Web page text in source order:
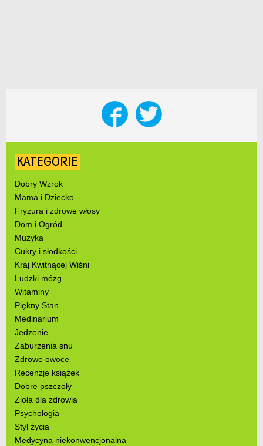
KATEGORIE
Dobry Wzrok
Mama i Dziecko
Fryzura i zdrowe włosy
Dom i Ogród
Muzyka
Cukry i słodkości
Kraj Kwitnącej Wiśni
Ludzki mózg
Witaminy
Piękny Stan
Medinarium
Jedzenie
Zaburzenia snu
Zdrowe owoce
Recenzje książek
Dobre pszczoły
Zioła dla zdrowia
Psychologia
Styl życia
Medycyna niekonwencjonalna